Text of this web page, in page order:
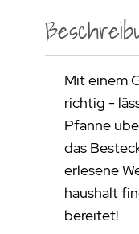
Mit einem
richtig -
Pfanne
das
erlesene
haushalt
bereitet!